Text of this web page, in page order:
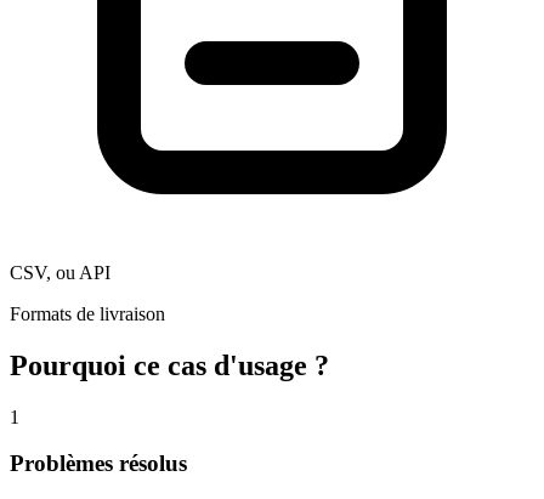
CSV, ou API
Formats de livraison
Pourquoi ce cas d'usage ?
1
Problèmes résolus